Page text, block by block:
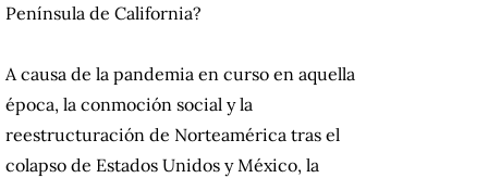
Península de California?
A causa de la pandemia en curso en aquella
época, la conmoción social y la
reestructuración de Norteamérica tras el
colapso de Estados Unidos y México, la